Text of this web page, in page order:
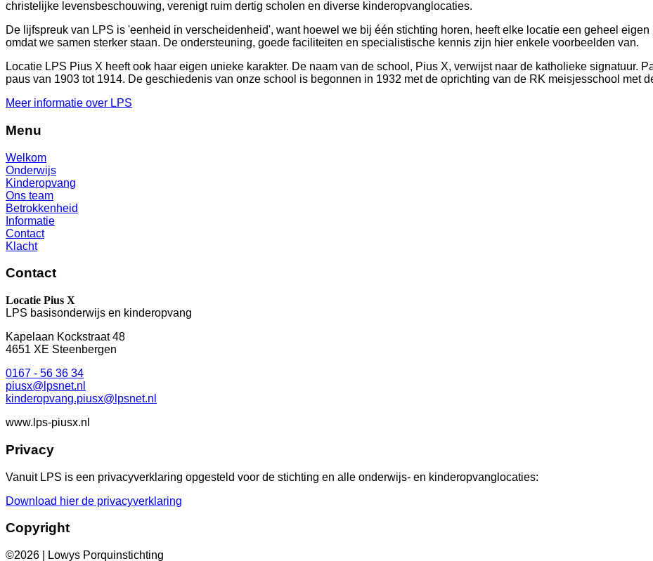
christelijke levensbeschouwing, verenigt ruim dertig scholen en diverse kinderopvanglocaties.
De lijfspreuk van LPS is 'eenheid in verscheidenheid', want hoewel we bij één stichting horen, heeft elke locatie een geheel
omdat we samen sterker staan. De ondersteuning, goede faciliteiten en specialistische kennis zijn hier enkele voorbeelden van.
Locatie LPS Pius X heeft ook haar eigen unieke karakter. De naam van de school, Pius X, verwijst naar de katholieke signatuur.
paus van 1903 tot 1914. De geschiedenis van onze school is begonnen in 1932 met de oprichting van de RK meisjesschool met
Meer informatie over LPS
Menu
Welkom
Onderwijs
Kinderopvang
Ons team
Betrokkenheid
Informatie
Contact
Klacht
Contact
Locatie Pius X
LPS basisonderwijs en kinderopvang
Kapelaan Kockstraat 48
4651 XE Steenbergen
0167 - 56 36 34
piusx@lpsnet.nl
kinderopvang.piusx@lpsnet.nl
www.lps-piusx.nl
Privacy
Vanuit LPS is een privacyverklaring opgesteld voor de stichting en alle onderwijs- en kinderopvanglocaties:
Download hier de privacyverklaring
Copyright
©2026 | Lowys Porquinstichting